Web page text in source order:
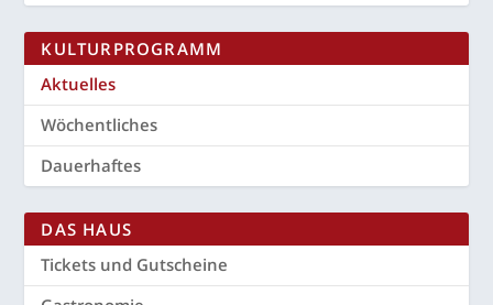
KUL­TUR­PRO­GRAMM
Aktu­el­les
Wöchent­li­ches
Dau­er­haf­tes
DAS HAUS
Tickets und Gutscheine